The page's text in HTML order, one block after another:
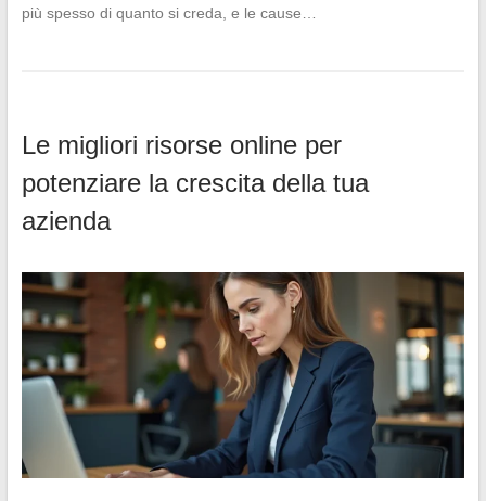
più spesso di quanto si creda, e le cause…
Le migliori risorse online per
potenziare la crescita della tua
azienda